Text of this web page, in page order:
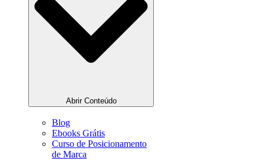
Abrir Conteúdo
Blog
Ebooks Grátis
Curso de Posicionamento
de Marca